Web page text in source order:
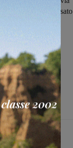
rubato era usato